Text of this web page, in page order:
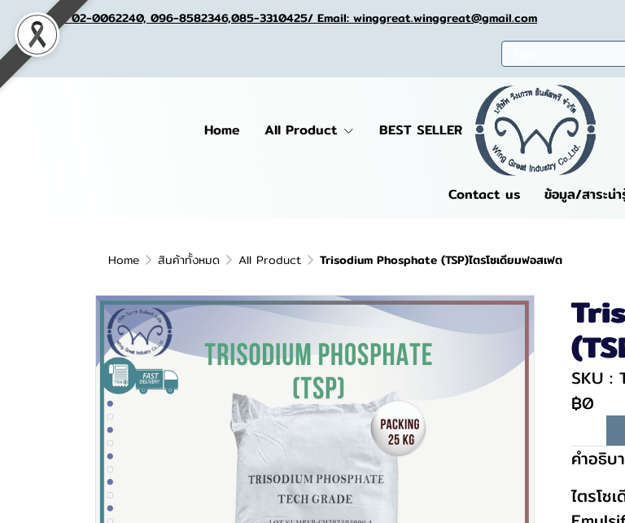
Tel. 02-0062240, 096-8582346,085-3310425/ Email: winggreat.winggreat@gmail.com
Home All Product BEST SELLER
Contact us ข้อมูล/สาระน่า
Home สินค้าทั้งหมด All Product Trisodium Phosphate (TSP)ไตรโซเดียมฟอสเฟต
SKU :
฿0
คำอธิบ
ไตรโซ